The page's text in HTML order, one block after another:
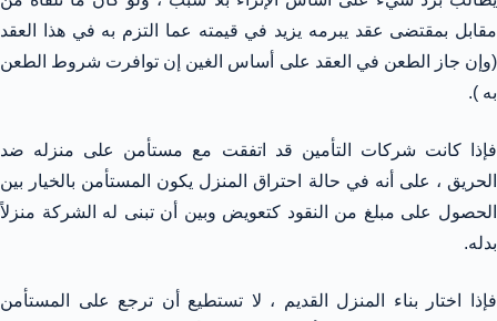
مقابل بمقتضى عقد يبرمه يزيد في قيمته عما التزم به في هذا العقد
(وإن جاز الطعن في العقد على أساس الغين إن توافرت شروط الطعن
به ).
فإذا كانت شركات التأمين قد اتفقت مع مستأمن على منزله ضد
الحريق ، على أنه في حالة احتراق المنزل يكون المستأمن بالخيار بين
الحصول على مبلغ من النقود كتعويض وبين أن تبنى له الشركة منزلاً
بدله.
فإذا اختار بناء المنزل القديم ، لا تستطيع أن ترجع على المستأمن